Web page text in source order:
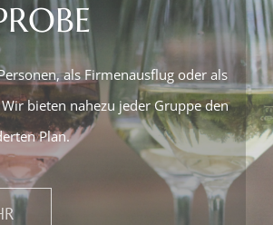
als Firmenausflug oder als
bieten nahezu jeder Gruppe den
Plan.